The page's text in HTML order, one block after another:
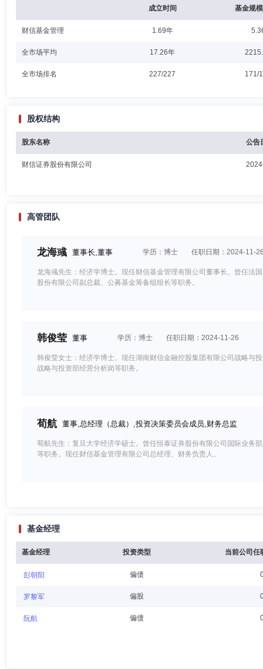
成立时间 基金规
财信基金管理 1.69年
全市场平均 17.26年
全市场排名 227/227 171/
股权结构
股东名称 公告
财信证券股份有限公司
高管团队
龙海彧 董事长,董事 学历：博士 任职日期：2024-11-
龙海彧先生：经济学博士。现任财信基金管理有限公司董事长。曾任法
股份有限公司副总裁、公募基金筹备组组长等职务。
韩俊莹 董事 学历：博士 任职日期：2024-11-26
韩俊莹女士：经济学博士。现任湖南财信金融控股集团有限公司战略与
战略与投资部经营分析岗等职务。
荀航 董事,总经理（总裁）,投资决策委员会成员,财务总监
荀航先生：复旦大学经济学硕士。曾任恒泰证券股份有限公司国际业务
等职务。现任财信基金管理有限公司总经理、财务负责人。
伍中信先生：财务学博士后，国务院特殊津贴专家。现任海南大学国际
院校长等职务。
晏艳阳 学历：博士
晏艳阳女士：管理学博士。现任湖南大学金融与统计学院教授、博士生
基金经理
基金经理 投资类型 当前公司任
彭朝阳 偏债
罗黎军 偏股
阮航 偏债